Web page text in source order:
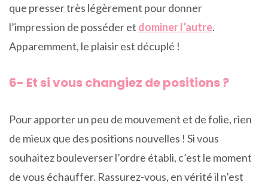
que presser très légèrement pour donner
l’impression de posséder et dominer l’autre.
Apparemment, le plaisir est décuplé !
6- Et si vous changiez de positions ?
Pour apporter un peu de mouvement et de folie, rien
de mieux que des positions nouvelles ! Si vous
souhaitez bouleverser l’ordre établi, c’est le moment
de vous échauffer. Rassurez-vous, en vérité il n’est